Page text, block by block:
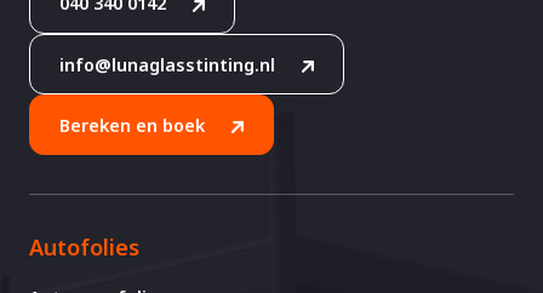
info@lunaglasstinting.nl
Bereken en boek
Autofolies